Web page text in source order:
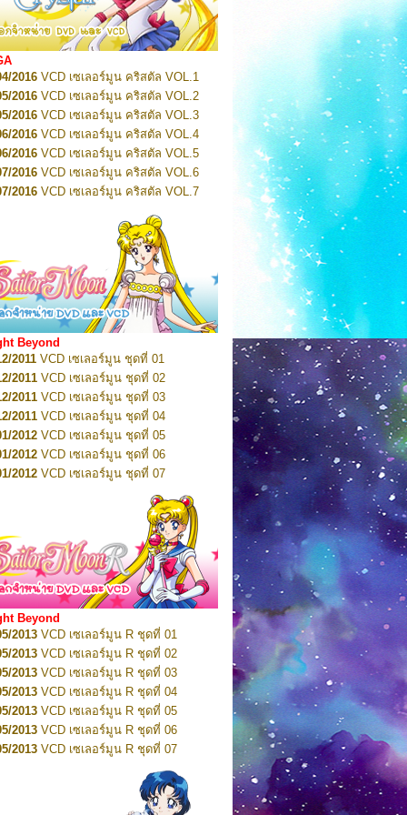
1
Pretty Guardian Sailor Moon Eternal
2
Pretty Guardian Sailor Moon Eternal
3
Pretty Guardian Sailor Moon Eternal
4
Pretty Guardian Sailor Moon Eternal
5
Pretty Guardian Sailor Moon Eternal
6
Pretty Guardian Sailor Moon Eternal
7
Pretty Guardian Sailor Moon Eternal
Pretty Guardian Sailor Moon Eternal
Pretty Guardian Sailor Moon Eternal
10
2026Code Name: Sailor V 1
2026Code Name: Sailor V 2
2016 VCD เซเลอร์มูน คริสตัล VOL.1
2016 VCD เซเลอร์มูน คริสตัล VOL.2
2016 VCD เซเลอร์มูน คริสตัล VOL.3
2016 VCD เซเลอร์มูน คริสตัล VOL.4
2016 VCD เซเลอร์มูน คริสตัล VOL.5
2016 VCD เซเลอร์มูน คริสตัล VOL.6
2016 VCD เซเลอร์มูน คริสตัล VOL.7
VCD เซเลอร์มูน คริสตัล VOL.9
VCD เซเลอร์มูน คริสตัล VOL.10
2016
VCD เซเลอร์มูน คริสตัล VOL.11
2016VCD เซเลอร์มูน คริสตัล VOL.12
2016VCD เซเลอร์มูน คริสตัล VOL.13
2016 DVD เซเลอร์มูน คริสตัล VOL.1
2016DVD เซเลอร์มูน คริสตัล VOL.2
2016 DVD เซเลอร์มูน คริสตัล VOL.3
2016 DVD เซเลอร์มูน คริสตัล VOL.4
2016 DVD เซเลอร์มูน คริสตัล VOL.5
2016 DVD เซเลอร์มูน คริสตัล VOL.6
2016DVD เซเลอร์มูน คริสตัล VOL.7
2016DVD เซเลอร์มูน คริสตัล VOL.8
2017 DVD เซเลอร์มูน คริสตัล Box-Set
Beyond
2011 VCD เซเลอร์มูน ชุดที่ 01
2011 VCD เซเลอร์มูน ชุดที่ 02
2011 VCD เซเลอร์มูน ชุดที่ 03
2011 VCD เซเลอร์มูน ชุดที่ 04
2012 VCD เซเลอร์มูน ชุดที่ 05
2012 VCD เซเลอร์มูน ชุดที่ 06
2012 VCD เซเลอร์มูน ชุดที่ 07
VCD เซเลอร์มูน ชุดที่ 08
VCD เซเลอร์มูน ชุดที่ 09
VCD เซเลอร์มูน ชุดที่ 10
2012VCD เซเลอร์มูน ชุดที่ 11
2012VCD เซเลอร์มูน ชุดที่ 12
2012VCD เซเลอร์มูน ชุดที่ 13
2012VCD เซเลอร์มูน ชุดที่ 14
2012 VCD เซเลอร์มูน ชุดที่ 15
VCD เซเลอร์มูน ชุดที่ 16
VCD เซเลอร์มูน ชุดที่ 17
VCD เซเลอร์มูน ชุดที่ 18
VCD เซเลอร์มูน ชุดที่ 19
VCD เซเลอร์มูน ชุดที่ 20
VCD เซเลอร์มูน ชุดที่ 21
VCD เซเลอร์มูน ชุดที่ 22
VCD เซเลอร์มูน ชุดที่ 23
DVD เซเลอร์มูน ชุดที่ 01
Beyond
2013 VCD เซเลอร์มูน R ชุดที่ 01
2013 VCD เซเลอร์มูน R ชุดที่ 02
2013 VCD เซเลอร์มูน R ชุดที่ 03
2013 VCD เซเลอร์มูน R ชุดที่ 04
2013 VCD เซเลอร์มูน R ชุดที่ 05
2013 VCD เซเลอร์มูน R ชุดที่ 06
2013 VCD เซเลอร์มูน R ชุดที่ 07
VCD เซเลอร์มูน R ชุดที่ 08
VCD เซเลอร์มูน R ชุดที่ 09
VCD เซเลอร์มูน R ชุดที่ 10